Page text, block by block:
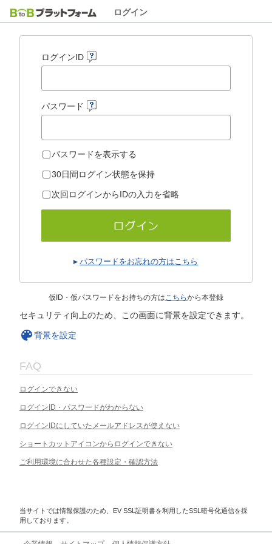
ログイン
ログインID
パスワード
パスワードを表示する
30日間ログイン状態を保持
次回ログインからIDの入力を省略
パスワードをお忘れの方はこちら
仮ID・仮パスワードをお持ちの方はこちらから本登録
セキュリティ向上のため、この画面に背景を設定できます。
背景を設定
FAQ
ログインできない
ログインID・パスワードがわからない
ログインIDにしていたメールアドレスが使えない
ショートカットアイコンからログインできない
ご利用環境に合わせた各種設定・確認方法
当サイトでは情報保護のため、EV SSL証明書を利用したSSL暗号化通信を採
用しております。